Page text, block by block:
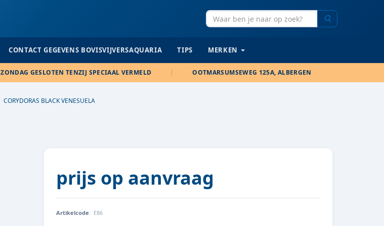
CONTACT GEGEVENS BOVISVIJVERSAQUARIA TIPS MERKEN
ZONDAG GESLOTEN TENZIJ SPECIAAL VERMELD OOTMARSUMSEWEG 125A, ALBERGEN
CORYDORAS BLACK VENESUELA
prijs op aanvraag
Artikelcode: E86